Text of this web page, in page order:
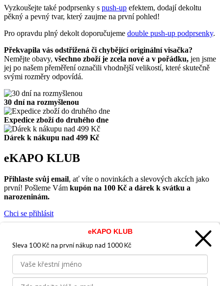
Vyzkoušejte také podprsenky s push-up efektem, dodají dekoltu
pěkný a pevný tvar, který zaujme na první pohled!
Pro opravdu plný dekolt doporučujeme double push-up podprsenky.
Překvapila vás odstřižená či chybějící originální visačka?
Nemějte obavy, všechno zboží je zcela nové a v pořádku, jen jsme
jej po našem přeměření označili vhodnější velikostí, které skutečně
svými rozměry odpovídá.
30 dní na rozmyšlenou
Expedice zboží do druhého dne
Dárek k nákupu nad 499 Kč
eKAPO KLUB
Přihlaste svůj email, ať víte o novinkách a slevových akcích jako
první! Pošleme Vám kupón na 100 Kč a dárek k svátku a
narozeninám.
Chci se přihlásit
Informace o nákupu
Kontakt a pomoc
O nás
Kariéra
eKAPO KLUB
Sleva 100 Kč na první nákup nad 1000 Kč